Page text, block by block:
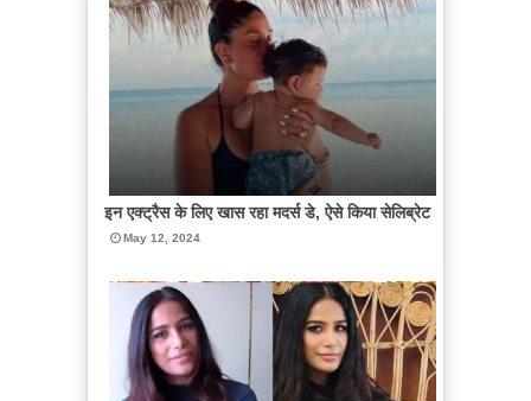
इन एक्ट्रैस के लिए खास रहा मदर्स डे, ऐसे किया सेलिब्रेट
May 12, 2024